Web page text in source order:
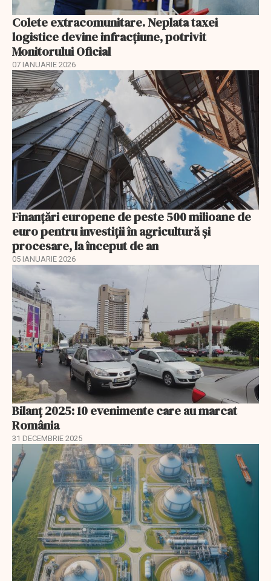
Colete extracomunitare. Neplata taxei
logistice devine infracțiune, potrivit
Monitorului Oficial
07 IANUARIE 2026
Finanţări europene de peste 500 milioane de
euro pentru investiţii în agricultură şi
procesare, la început de an
05 IANUARIE 2026
Bilanț 2025: 10 evenimente care au marcat
România
31 DECEMBRIE 2025